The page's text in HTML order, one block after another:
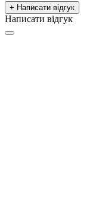
+ Написати відгук
Написати відгук